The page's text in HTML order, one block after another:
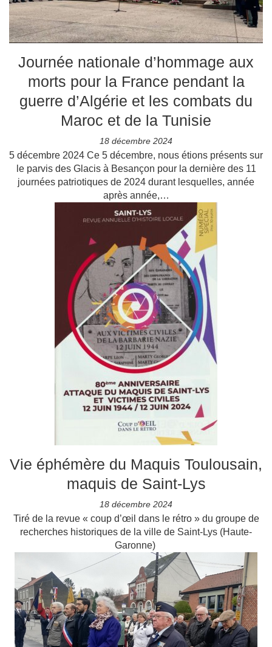
Journée nationale d’hommage aux
morts pour la France pendant la
guerre d’Algérie et les combats du
Maroc et de la Tunisie
18 décembre 2024
5 décembre 2024 Ce 5 décembre, nous étions présents sur
le parvis des Glacis à Besançon pour la dernière des 11
journées patriotiques de 2024 durant lesquelles, année
après année,…
Vie éphémère du Maquis Toulousain,
maquis de Saint-Lys
18 décembre 2024
Tiré de la revue « coup d’œil dans le rétro » du groupe de
recherches historiques de la ville de Saint-Lys (Haute-
Garonne)